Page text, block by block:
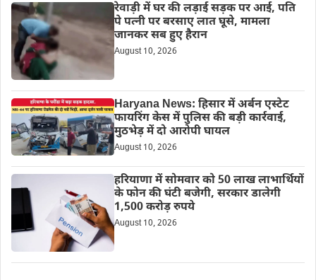
रेवाड़ी में घर की लड़ाई सड़क पर आई, पति
पे पत्नी पर बरसाए लात घूसे, मामला
जानकर सब हुए हैरान
August 10, 2026
Haryana News: हिसार में अर्बन एस्टेट
फायरिंग केस में पुलिस की बड़ी कार्रवाई,
मुठभेड़ में दो आरोपी घायल
August 10, 2026
हरियाणा में सोमवार को 50 लाख लाभार्थियों
के फोन की घंटी बजेगी, सरकार डालेगी
1,500 करोड़ रुपये
August 10, 2026